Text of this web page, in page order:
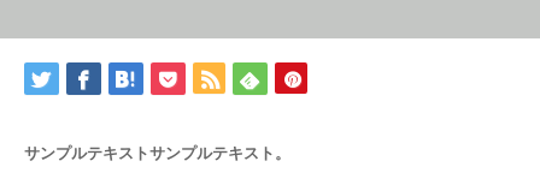
サンプルテキストサンプルテキスト。